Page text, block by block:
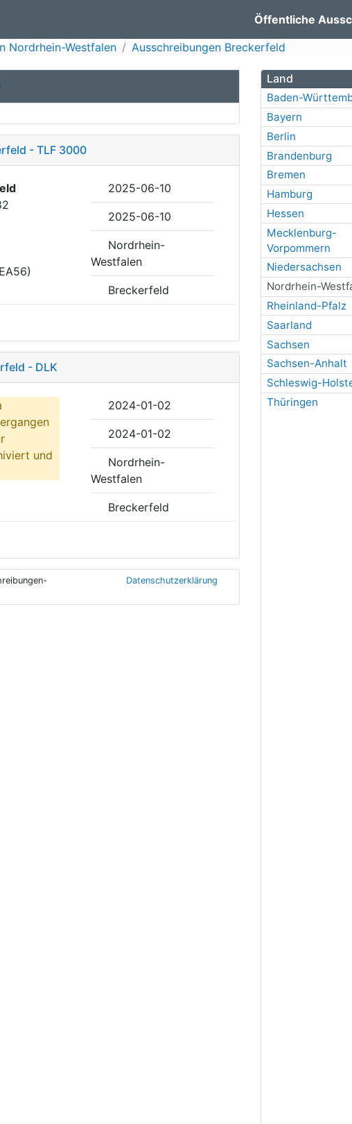
Öffentliche
Nordrhein-Westfalen Ausschreibungen Breckerfeld
Land
Baden-
Bayern
Berlin
Brandenburg
Bremen
Hamburg
Hessen
Mecklenburg-
Vorpommern
Niedersachsen
Nordrhein-
Rheinland-Pfalz
Saarland
Sachsen
Sachsen-Anhalt
Schleswig-
Thüringen
- TLF 3000
2025-06-10
2025-06-10
Nordrhein-
Westfalen
Breckerfeld
- DLK
und
2024-01-02
2024-01-02
Nordrhein-
Westfalen
Breckerfeld
Datenschutzerklärung